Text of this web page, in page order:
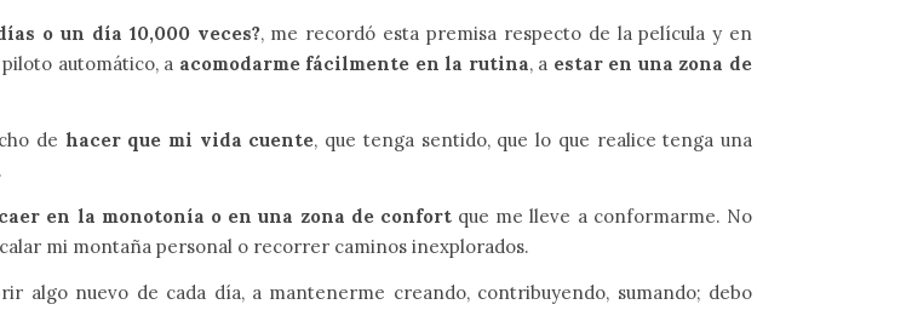
o un día 10,000 veces?, me recordó esta premisa respecto de la película y en
automático, a acomodarme fácilmente en la rutina, a estar en una zona de
de hacer que mi vida cuente, que tenga sentido, que lo que realice tenga una
en la monotonía o en una zona de confortque me lleve a conformarme. No
mi montaña personal o recorrer caminos inexplorados.
algo nuevo de cada día, a mantenerme creando, contribuyendo, sumando; debo